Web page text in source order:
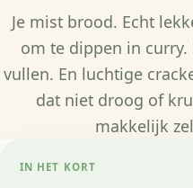
Je mist brood. Echt
om te dippen in
vullen. En luchtige
dat niet droog of
makkelijk
IN HET KORT